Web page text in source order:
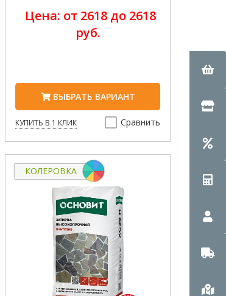
Цена: от 2618 до 2618
руб.
ВЫБРАТЬ ВАРИАНТ
КУПИТЬ В 1 КЛИК Сравнить
КОЛЕРОВКА